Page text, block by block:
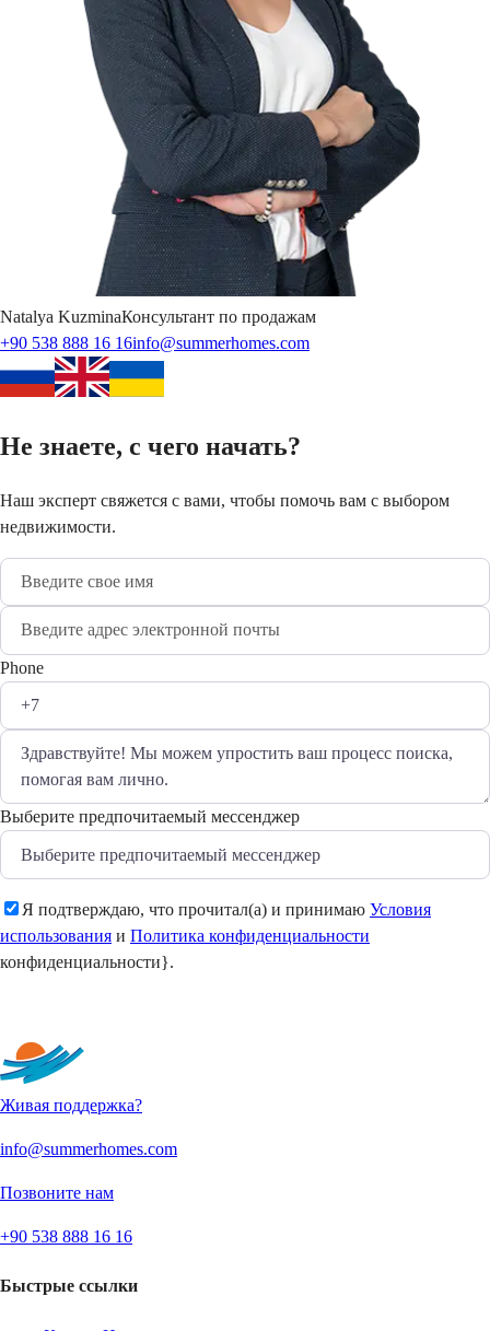
Natalya KuzminaКонсультант по продажам
+90 538 888 16 16info@summerhomes.com
Не знаете, с чего начать?
Наш эксперт свяжется с вами, чтобы помочь вам с выбором
недвижимости.
Phone
Выберите предпочитаемый мессенджер
Я подтверждаю, что прочитал(а) и принимаю Условия
использования и Политика конфиденциальности
конфиденциальности}.
Живая поддержка?
info@summerhomes.com
Позвоните нам
+90 538 888 16 16
Быстрые ссылки